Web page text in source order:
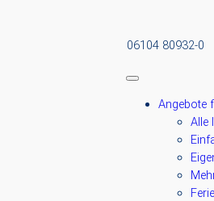
06104 80932-0
Angebote
Alle